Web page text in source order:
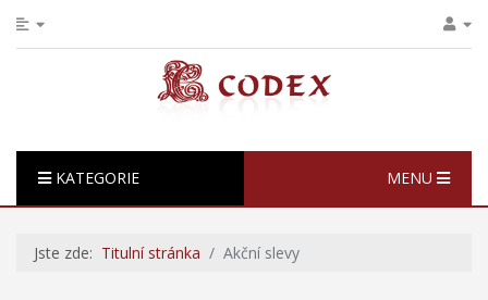
KATEGORIE MENU
Jste zde: Titulní stránka Akční slevy